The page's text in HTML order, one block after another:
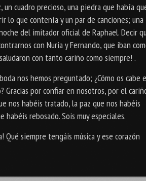
un cuadro precioso, una piedra que había
lo que contenía y un par de canciones; una
del imitador oficial de Raphael. Decir
con Nuria y Fernando, que iban
con tanto cariño como siempre! .
nos hemos preguntado; ¿Cómo os cabe
Gracias por confiar en nosotros, por el
nos habéis tratado, la paz que nos habéis
habéis rebosado. Sois muy especiales.
Qué siempre tengáis música y ese corazón